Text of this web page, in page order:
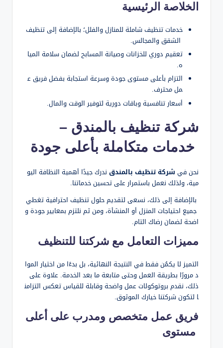
الخلاصة الرئيسية
خدمات تنظيف شاملة للمنازل والفلل؛ بالإضافة إلى تنظيف
الشقق والمجالس.
تعقيم دوري للخزانات وصيانة المسابح لضمان سلامة الميا
ه.
التزام بأعلى مستوى جودة وسرعة استجابة بفضل فريق ع
مل محترف.
أسعار تنافسية وباقات دورية لتوفير الوقت والمال.
شركة تنظيف بالمندق –
خدمات متكاملة بأعلى جودة
نحن في شركة تنظيف بالمندق ندرك جيدًا أهمية النظافة اليو
مية، ولذلك نعمل باستمرار على تحسين خدماتنا.
بالإضافة إلى ذلك، نسعى لتقديم حلول تنظيف احترافية تغطي
جميع احتياجات المنزل أو المنشأة، ومن ثم نلتزم بمعايير جودة و
اضحة لضمان رضاك التام.
مميزات التعامل مع شركتنا للتنظيف
التميز لا يكمُن فقط في النتيجة النهائية، بل بدءًا من اختيار الموا
د مرورًا بطريقة العمل وحتى متابعة ما بعد الخدمة. علاوة على
ذلك، نقدم بروتوكولات عمل واضحة وقابلة للقياس تعكس التزامن
ا لتكون شركتنا خيارك الموثوق.
فريق عمل متخصص ومدرب على أعلى
مستوى